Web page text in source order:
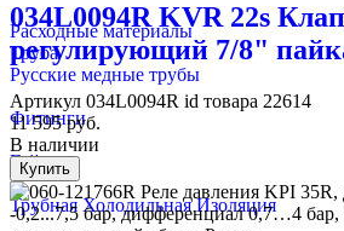
Расходные материалы
Труба
Русские медные трубы
Фитинги
Гайки
Трубная Холодильная Изоляция
034L0094R KVR 22s
регулирующий 7/8"
Артикул 034L0094R id товара 22614
11 595руб.
В наличии
Купить